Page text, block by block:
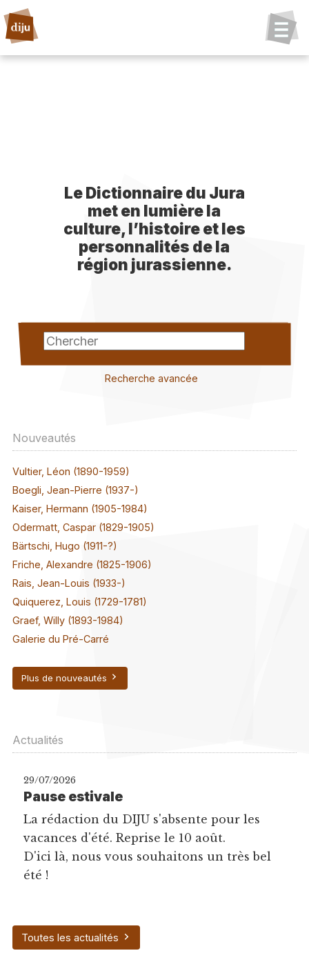
Le Dictionnaire du Jura
met en lumière la
culture, l’histoire et les
personnalités de la
région jurassienne.
Recherche avancée
Nouveautés
Vultier, Léon (1890-1959)
Boegli, Jean-Pierre (1937-)
Kaiser, Hermann (1905-1984)
Odermatt, Caspar (1829-1905)
Bärtschi, Hugo (1911-?)
Friche, Alexandre (1825-1906)
Rais, Jean-Louis (1933-)
Quiquerez, Louis (1729-1781)
Graef, Willy (1893-1984)
Galerie du Pré-Carré
Plus de nouveautés
Actualités
29/07/2026
Pause estivale
La rédaction du DIJU s'absente pour les
vacances d'été. Reprise le 10 août.
D'ici là, nous vous souhaitons un très bel
été !
Toutes les actualités